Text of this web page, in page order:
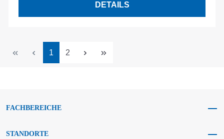
DETAILS
Seite
1 Seite
2
FACHBEREICHE
STANDORTE